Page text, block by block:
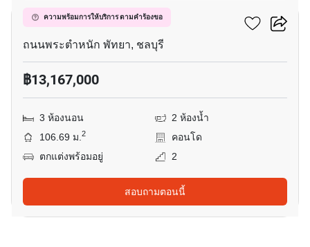
ความพร้อมการให้บริการ ตามคำร้องขอ
เดอะ พาโนร่า พัทยา
ถนนพระตำหนัก พัทยา, ชลบุรี
฿13,167,000
3 ห้องนอน
2 ห้องน้ำ
106.69 ม.2
คอนโด
ตกแต่งพร้อมอยู่
2
สอบถามตอนนี้